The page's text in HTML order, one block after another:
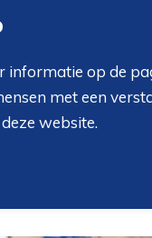
informatie op de
met een
website.